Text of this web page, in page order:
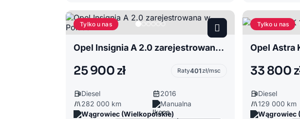
Tylko u nas
Opel Insignia A 2.0 zarejestrowana w Polsce
25 900 zł Raty401zł/msc
Diesel
2016
282 000 km
Manualna
Wągrowiec (Wielkopolskie)
Tylko u nas
33 800
Diesel
129 000 km
Wągrowiec